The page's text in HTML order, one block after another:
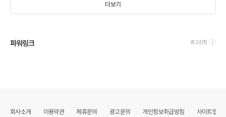
더보기
파워링크 광고신청
회사소개 이용약관 제휴문의 광고문의 개인정보취급방침 사이트맵